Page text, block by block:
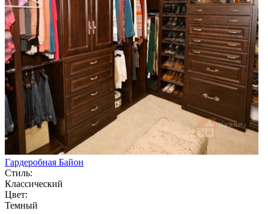
Гардеробная Байон
Стиль:
Классический
Цвет:
Темный